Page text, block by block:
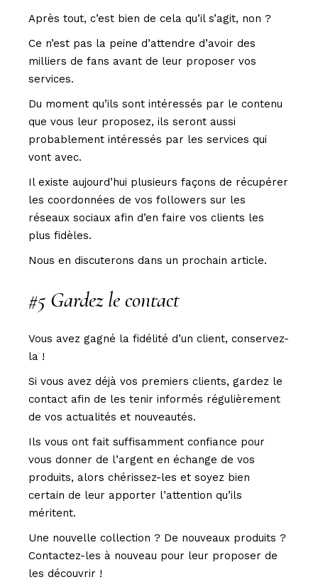
Après tout, c’est bien de cela qu’il s’agit, non ?
Ce n’est pas la peine d’attendre d’avoir des
milliers de fans avant de leur proposer vos
services.
Du moment qu’ils sont intéressés par le contenu
que vous leur proposez, ils seront aussi
probablement intéressés par les services qui
vont avec.
Il existe aujourd’hui plusieurs façons de récupérer
les coordonnées de vos followers sur les
réseaux sociaux afin d’en faire vos clients les
plus fidèles.
Nous en discuterons dans un prochain article.
#5 Gardez le contact
Vous avez gagné la fidélité d’un client, conservez-
la !
Si vous avez déjà vos premiers clients, gardez le
contact afin de les tenir informés régulièrement
de vos actualités et nouveautés.
Ils vous ont fait suffisamment confiance pour
vous donner de l’argent en échange de vos
produits, alors chérissez-les et soyez bien
certain de leur apporter l’attention qu’ils
méritent.
Une nouvelle collection ? De nouveaux produits ?
Contactez-les à nouveau pour leur proposer de
les découvrir !